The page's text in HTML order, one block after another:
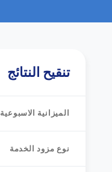
تنقيح النتائج
الميزانية الاسبوعية
نوع مزود الخدمة